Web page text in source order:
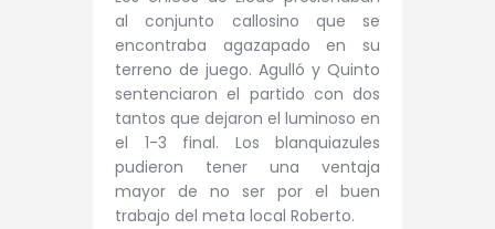
al conjunto callosino que se
encontraba agazapado en su
terreno de juego. Agulló y Quinto
sentenciaron el partido con dos
tantos que dejaron el luminoso en
el 1-3 final. Los blanquiazules
pudieron tener una ventaja
mayor de no ser por el buen
trabajo del meta local Roberto.